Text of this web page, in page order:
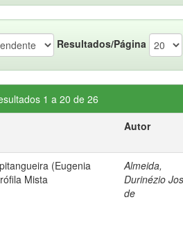
Resultados/Página
1 a 20 de 26
Autor
(Eugenia
Mista
Almeida,
Durinézio
de